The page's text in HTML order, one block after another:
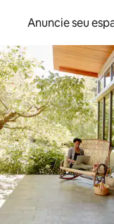
Anuncie seu